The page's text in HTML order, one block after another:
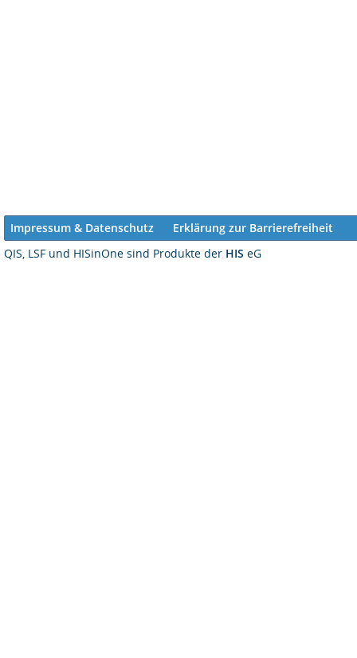
Impressum & Datenschutz
Erklärung zur Barrierefreiheit
QIS, LSF und HISinOne sind Produkte der HIS eG